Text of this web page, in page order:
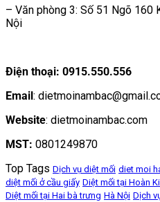
– Văn phòng 3: Số 51 Ngõ 160
Nội
Điện thoại: 0915.550.556
Email:
Website: dietmoinambac.com
MST: 0801249870
Top Tags Dịch vụ diệt mối diet moi
diệt mối ở cầu giấy Diệt mối tại Hoàn
Diệt mối tại Hai bà trưng Hà Nội Dịch